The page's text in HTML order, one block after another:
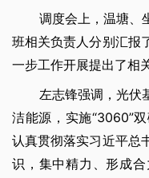
调度会上，温塘、
班相关负责人分别汇报
一步工作开展提出了相
左志锋强调，光伏
洁能源，实施“3060”
认真贯彻落实习近平总
识，集中精力、形成